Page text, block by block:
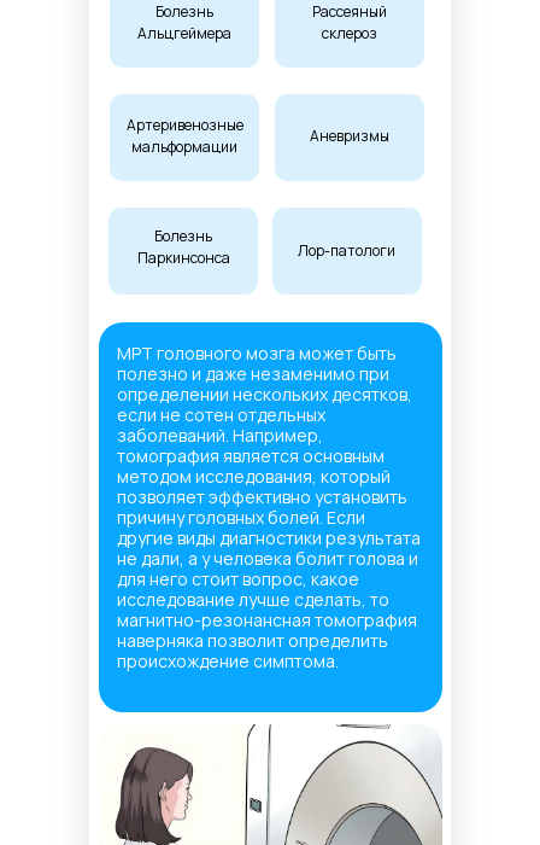
Болезнь
Альцгеймера
Рассеяный
склероз
Артеривенозные
мальформации
Аневризмы
Лор-патологи
МРТ головного мозга может быть
полезно и даже незаменимо при
определении нескольких десятков,
если не сотен отдельных
заболеваний. Например,
томография является основным
методом исследования, который
позволяет эффективно установить
причину головных болей. Если
другие виды диагностики результата
не дали, а у человека болит голова и
для него стоит вопрос, какое
исследование лучше сделать, то
магнитно-резонансная томография
наверняка позволит определить
происхождение симптома.
Болезнь
Паркинсонса